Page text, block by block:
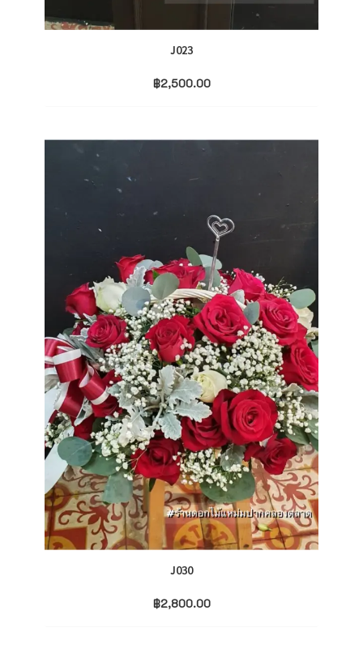
J023
฿2,500.00
J030
฿2,800.00